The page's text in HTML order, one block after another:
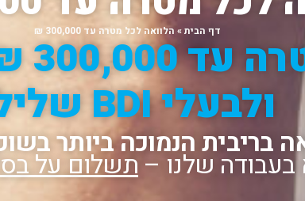
דף הבית» הלוואה לכל מטרה עד 300,000 ₪
ולבעלי BDI שלילי
בריבית הנמוכה ביותר
בעבודה שלנו –תשלום על